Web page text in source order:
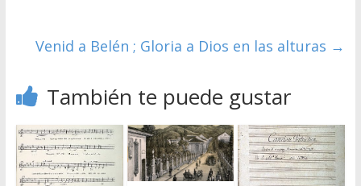
Venid a Belén ; Gloria a Dios en las alturas →
También te puede gustar